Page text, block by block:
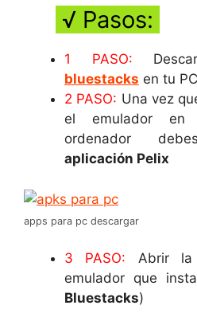
√ Pasos:
1 PASO:
bluestacks en tu
2 PASO: Una vez
el emulador en
ordenador
aplicación Pelix
apps para pc descargar
3 PASO: Abrir
emulador que
Bluestacks)